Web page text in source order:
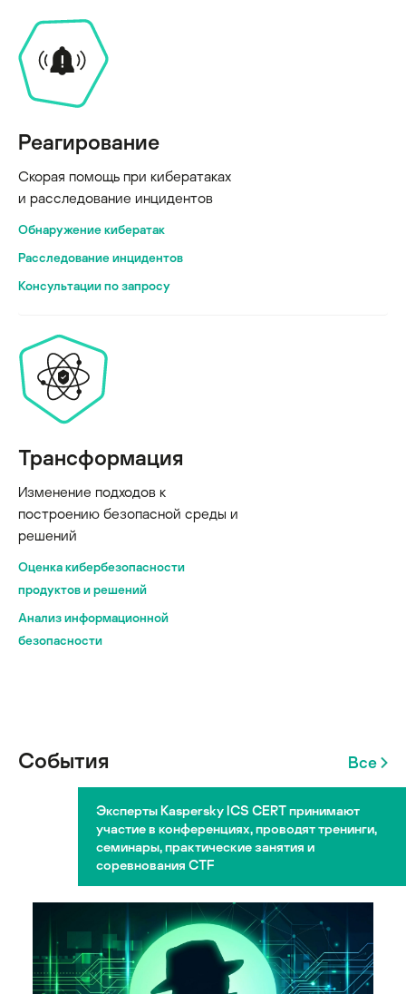
Реагирование
Скорая помощь при кибератаках
и расследование инцидентов
Обнаружение кибератак
Расследование инцидентов
Консультации по запросу
Трансформация
Изменение подходов к
построению безопасной среды и
решений
Оценка кибербезопасности
продуктов и решений
Анализ информационной
безопасности
События Все
Эксперты Kaspersky ICS CERT принимают
участие в конференциях, проводят тренинги,
семинары, практические занятия и
соревнования CTF